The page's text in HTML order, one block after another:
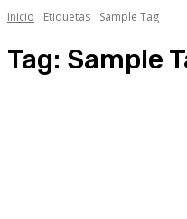
Inicio Etiquetas Sample Tag
Tag: Sample